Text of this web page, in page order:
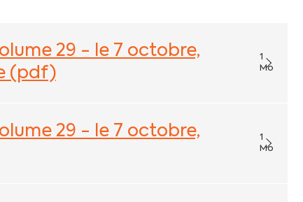
29 - le 7 octobre,
(pdf)
1
Mo
29 - le 7 octobre,
1
Mo